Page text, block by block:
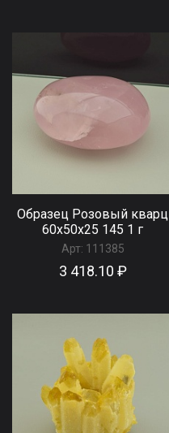
Образец Розовый кварц
60x50x25 145 1 г
Арт: 111385
3 418.10 ₽